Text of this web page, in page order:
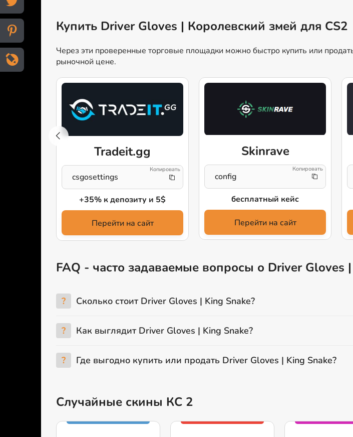
Купить Driver Gloves | Королевский змей для CS2
Через эти проверенные торговые площадки можно быстро купить или
рыночной цене.
Tradeit.gg
csgosettings
+35% к депозиту и 5$
Перейти на сайт
Skinrave
config
бесплатный кейс
Перейти на сайт
FAQ - часто задаваемые вопросы о Driver Gloves
? Сколько стоит Driver Gloves | King Snake?
? Как выглядит Driver Gloves | King Snake?
? Где выгодно купить или продать Driver Gloves | King Snake?
Случайные скины КС 2